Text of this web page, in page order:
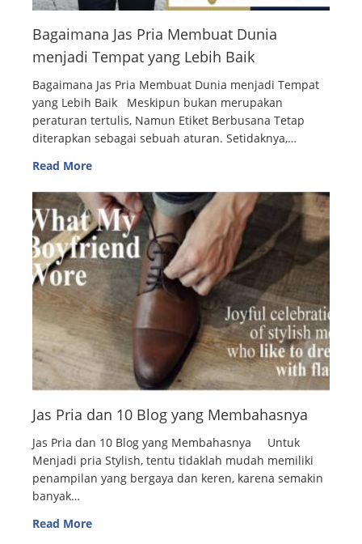
Bagaimana Jas Pria Membuat Dunia
menjadi Tempat yang Lebih Baik
Bagaimana Jas Pria Membuat Dunia menjadi Tempat
yang Lebih Baik Meskipun bukan merupakan
peraturan tertulis, Namun Etiket Berbusana Tetap
diterapkan sebagai sebuah aturan. Setidaknya,…
Read More
Jas Pria dan 10 Blog yang Membahasnya
Jas Pria dan 10 Blog yang Membahasnya Untuk
Menjadi pria Stylish, tentu tidaklah mudah memiliki
penampilan yang bergaya dan keren, karena semakin
banyak…
Read More